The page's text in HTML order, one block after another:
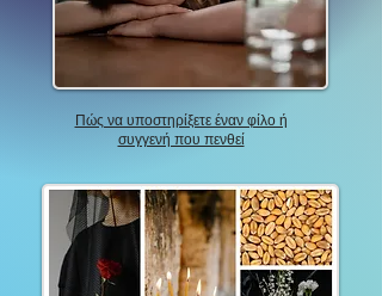
Πώς να υποστηρίξετε έναν φίλο ή
συγγενή που πενθεί